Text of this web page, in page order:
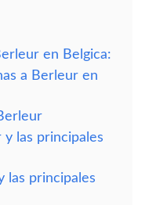
en Belgica:
a Berleur en
las principales
las principales